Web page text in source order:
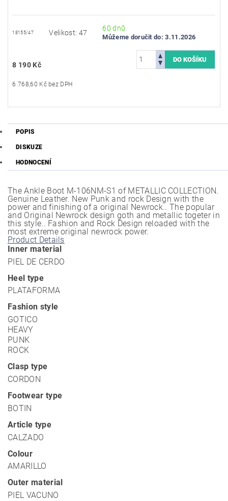
18155/47 Velikost: 47
60 dnů
Můžeme doručit do: 3.11.2026
8 190 Kč
6 768,60 Kč bez DPH
POPIS
DISKUZE
HODNOCENÍ
The Ankle Boot M-106NM-S1 of METALLIC COLLECTION.
Genuine Leather. New Punk and rock Design with the
power and finishing of a original Newrock.. The popular
and Original Newrock design goth and metallic togeter in
this style.. Fashion and Rock Design reloaded with the
most extreme original newrock power.
Product Details
Inner material
PIEL DE CERDO
Heel type
PLATAFORMA
Fashion style
GOTICO
HEAVY
PUNK
ROCK
Clasp type
CORDON
Footwear type
BOTIN
Article type
CALZADO
Colour
AMARILLO
Outer material
PIEL VACUNO